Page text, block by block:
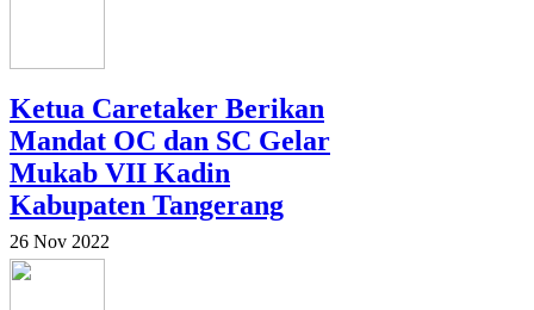
Ketua Caretaker Berikan
Mandat OC dan SC Gelar
Mukab VII Kadin
Kabupaten Tangerang
26 Nov 2022